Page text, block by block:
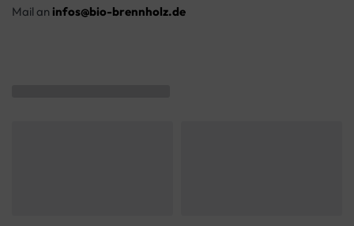
Mail an infos@bio-brennholz.de